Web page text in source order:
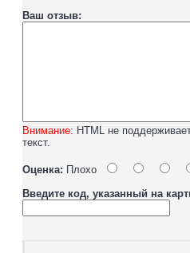
Ваш отзыв:
Внимание: HTML не
текст.
Оценка: Плохо
Введите код, указанный на